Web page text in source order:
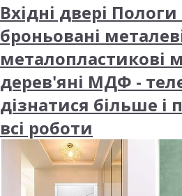
Вхідні двері Пологи
броньовані
металопластикові
дерев'яні МДФ -
дізнатися більше і
всі роботи